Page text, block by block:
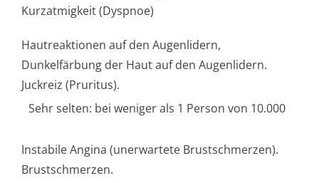
Kurzatmigkeit (Dyspnoe)
Hautreaktionen auf den Augenlidern,
Dunkelfärbung der Haut auf den Augenlidern.
Juckreiz (Pruritus).
Sehr selten: bei weniger als 1 Person von 10.000
Instabile Angina (unerwartete Brustschmerzen).
Brustschmerzen.